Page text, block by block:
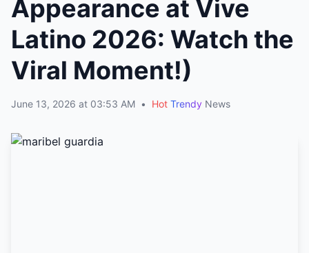
Appearance at Vive
Latino 2026: Watch the
Viral Moment!)
June 13, 2026 at 03:53 AM • Hot Trendy News